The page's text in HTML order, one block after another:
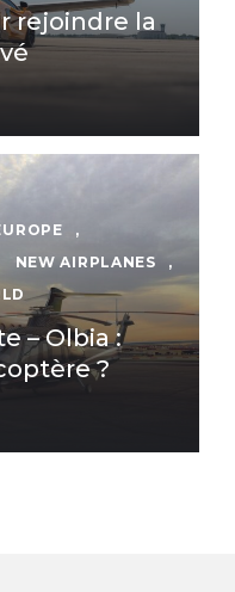
rejoindre la
,
NEW AIRPLANES
,
– Olbia :
?